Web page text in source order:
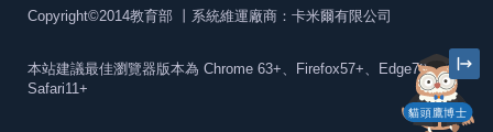
貓頭鷹博士
Copyright©2014教育部 丨系統維運廠商：卡米爾有限公司
本站建議最佳瀏覽器版本為 Chrome 63+、Firefox57+、Edge79+及
Safari11+